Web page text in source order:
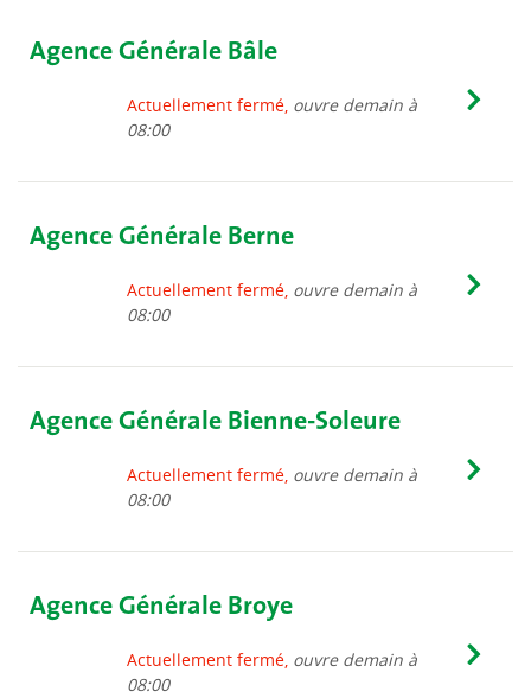
Agence Générale Bâle
Actuellement fermé, ouvre demain à
08:00
Agence Générale Berne
Actuellement fermé, ouvre demain à
08:00
Agence Générale Bienne-Soleure
Actuellement fermé, ouvre demain à
08:00
Agence Générale Broye
Actuellement fermé, ouvre demain à
08:00